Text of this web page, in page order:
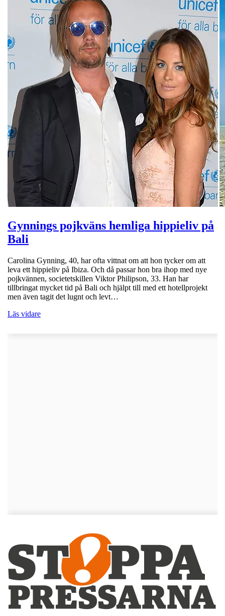
Gynnings pojkväns hemliga hippieliv på
Bali
Carolina Gynning, 40, har ofta vittnat om att hon tycker om att
leva ett hippieliv på Ibiza. Och då passar hon bra ihop med nye
pojkvännen, societetskillen Viktor Philipson, 33. Han har
tillbringat mycket tid på Bali och hjälpt till med ett hotellprojekt
men även tagit det lugnt och levt…
Läs vidare